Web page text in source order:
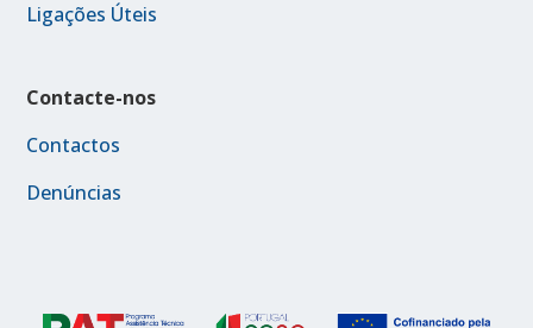
Ligações Úteis
Contacte-nos
Contactos
Denúncias